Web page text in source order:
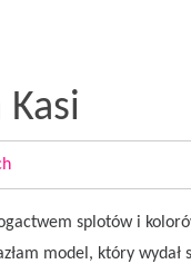
splotów i
model, który